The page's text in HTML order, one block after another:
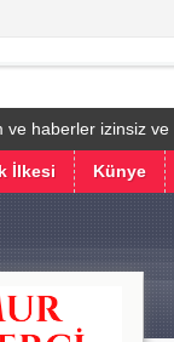
ve haberler izinsiz
İlkesi Künye